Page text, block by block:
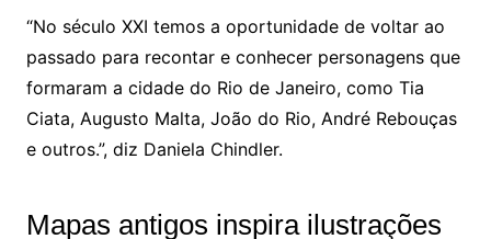
“No século XXI temos a oportunidade de voltar ao
passado para recontar e conhecer personagens que
formaram a cidade do Rio de Janeiro, como Tia
Ciata, Augusto Malta, João do Rio, André Rebouças
e outros.”, diz Daniela Chindler.
Mapas antigos inspira ilustrações